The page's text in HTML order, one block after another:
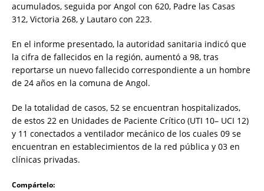
acumulados, seguida por Angol con 620, Padre las Casas
312, Victoria 268, y Lautaro con 223.
En el informe presentado, la autoridad sanitaria indicó que
la cifra de fallecidos en la región, aumentó a 98, tras
reportarse un nuevo fallecido correspondiente a un hombre
de 24 años en la comuna de Angol.
De la totalidad de casos, 52 se encuentran hospitalizados,
de estos 22 en Unidades de Paciente Crítico (UTI 10– UCI 12)
y 11 conectados a ventilador mecánico de los cuales 09 se
encuentran en establecimientos de la red pública y 03 en
clínicas privadas.
Compártelo: